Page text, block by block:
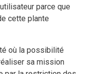
parce que
cette plante
où la possibilité
sa mission